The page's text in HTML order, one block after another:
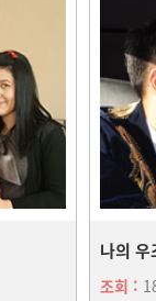
나의
조회 :